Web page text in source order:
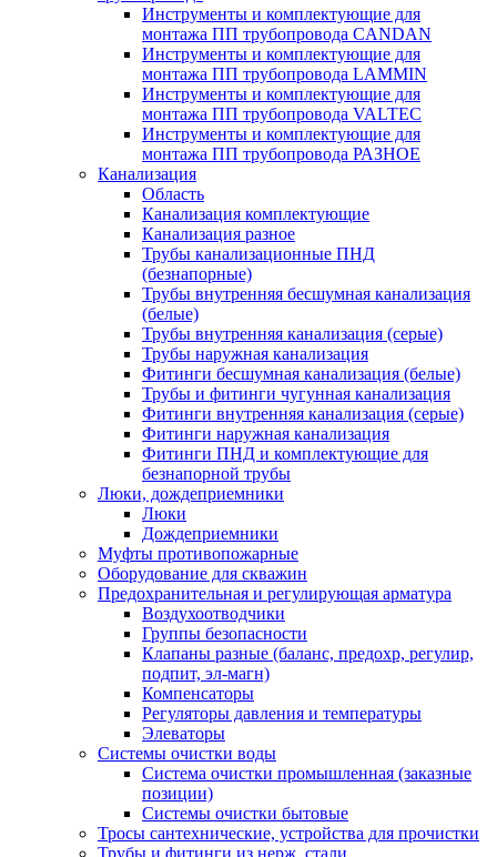
Инструменты и комплектующие для
монтажа ПП трубопровода CANDAN
Инструменты и комплектующие для
монтажа ПП трубопровода LAMMIN
Инструменты и комплектующие для
монтажа ПП трубопровода VALTEC
Инструменты и комплектующие для
монтажа ПП трубопровода РАЗНОЕ
Канализация
Область
Канализация комплектующие
Канализация разное
Трубы канализационные ПНД
(безнапорные)
Трубы внутренняя бесшумная канализация
(белые)
Трубы внутренняя канализация (серые)
Трубы наружная канализация
Фитинги бесшумная канализация (белые)
Трубы и фитинги чугунная канализация
Фитинги внутренняя канализация (серые)
Фитинги наружная канализация
Фитинги ПНД и комплектующие для
безнапорной трубы
Люки, дождеприемники
Люки
Дождеприемники
Муфты противопожарные
Оборудование для скважин
Предохранительная и регулирующая арматура
Воздухоотводчики
Группы безопасности
Клапаны разные (баланс, предохр, регулир,
подпит, эл-магн)
Компенсаторы
Регуляторы давления и температуры
Элеваторы
Системы очистки воды
Система очистки промышленная (заказные
позиции)
Системы очистки бытовые
Тросы сантехнические, устройства для прочистки
Трубы и фитинги из нерж. стали